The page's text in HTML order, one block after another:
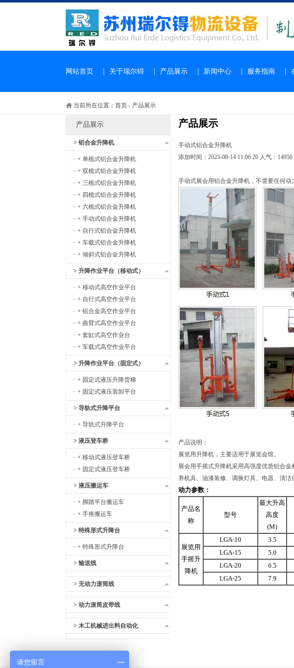
网站首页｜关于瑞尔锝｜产品展示｜新闻中心｜服务指南｜
当前所在位置： 首页 - 产品展示
产品展示
> 铝合金升降机
+ 单桅式铝合金升降机
+ 双桅式铝合金升降机
+ 三桅式铝合金升降机
+ 四桅式铝合金升降机
+ 六桅式铝合金升降机
+ 手动式铝合金升降机
+ 自行式铝合金升降机
+ 车载式铝合金升降机
+ 倾斜式铝合金升降机
> 升降作业平台（移动式）
+ 移动式高空作业平台
+ 自行式高空作业平台
+ 铝合金高空作业平台
+ 曲臂式高空作业平台
+ 套缸式高空作业台
+ 车载式高空作业平台
> 升降作业平台（固定式）
+ 固定式液压升降货梯
+ 固定式液压装卸平台
> 导轨式升降平台
+ 导轨式升降平台
> 液压登车桥
+ 移动式液压登车桥
+ 固定式液压登车桥
> 液压搬运车
+ 脚踏平台搬运车
+ 手推搬运车
> 特殊形式升降台
+ 特殊形式升降台
> 输送线
> 无动力滚筒线
> 动力滚筒皮带线
> 木工机械进出料自动化
产品展示
手动式铝合金升降机
添加时间：2023-08-14 11:06:20 人气：14950
手动式展会用铝合金升降机，不需要任何
产品说明：
展览用升降机，主要适用于展览会馆。
展会用手摇式升降机采用高强度优质铝合
养机具、油漆装修、调换灯具、电器、清洁
动力参数：
产品名
称
型号
最大升高
高度
(M)
展览用
手摇升
降机
LGA-10 3.5
LGA-15
5.0
LGA-20
6.5
LGA-25
7.9
请您留言